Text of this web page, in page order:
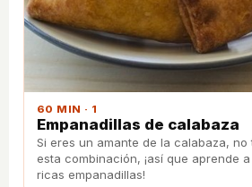
60 MIN · 1
Empanadillas de calabaza
Si eres un amante de la calabaza,
esta combinación, ¡así que aprende
ricas empanadillas!